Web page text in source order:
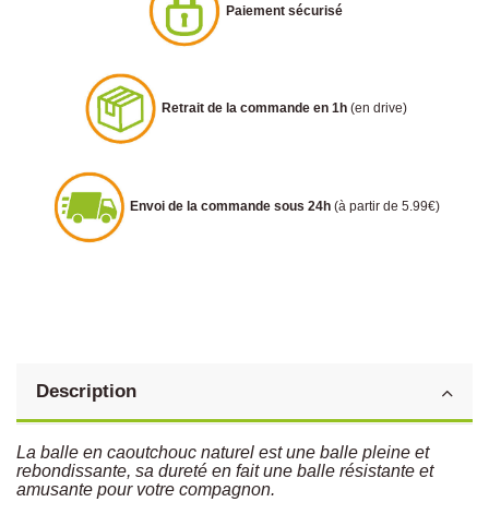
Paiement sécurisé
Retrait de la commande en 1h (en drive)
Envoi de la commande sous 24h (à partir de 5.99€)
Description
La balle en caoutchouc naturel est une balle pleine et
rebondissante, sa dureté en fait une balle résistante et
amusante pour votre compagnon.